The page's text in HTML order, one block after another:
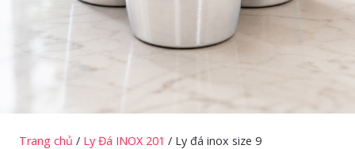
Trang chủ / Ly Đá INOX 201 / Ly đá inox size 9